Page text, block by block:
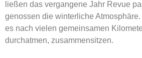
ließen das vergangene Jahr Revue
genossen die winterliche
es nach vielen gemeinsamen
durchatmen, zusammensitzen.